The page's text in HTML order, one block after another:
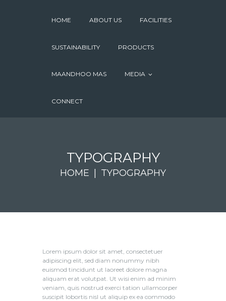
HOME ABOUT US FACILITIES
SUSTAINABILITY PRODUCTS
MAANDHOO MAS MEDIA
CONNECT
TYPOGRAPHY
HOME TYPOGRAPHY
Lorem ipsum dolor sit amet, consectetuer
adipiscing elit, sed diam nonummy nibh
euismod tincidunt ut laoreet dolore magna
aliquam erat volutpat. Ut wisi enim ad minim
veniam, quis nostrud exerci tation ullamcorper
suscipit lobortis nisl ut aliquip ex ea commodo